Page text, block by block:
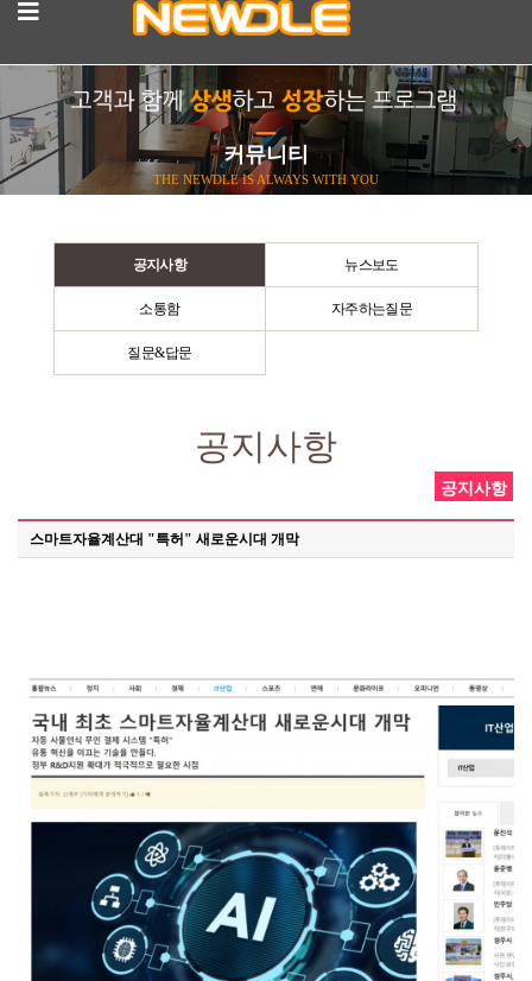
커뮤니티
THE NEWDLE IS ALWAYS WITH YOU
공지사항 뉴스보도
소통함 자주하는질문
질문&답문
공지사항
스마트자율계산대 "특허" 새로운시대 개막
공지사항